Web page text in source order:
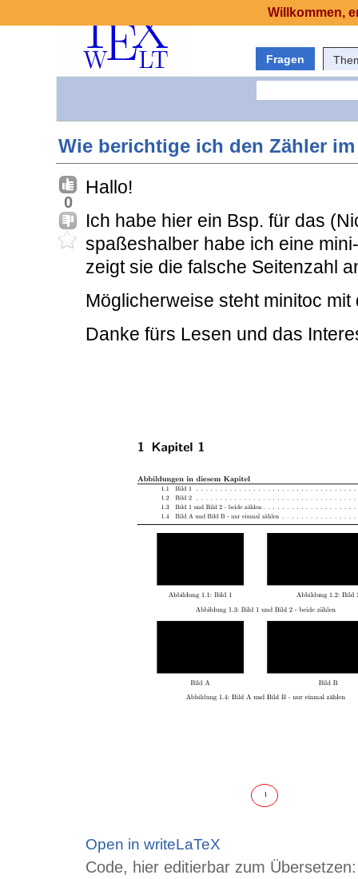
Fragen
Wie berichtige ich den Zähler
0
Hallo!
Ich habe hier ein Bsp. für das
spaßeshalber habe ich eine
zeigt sie die falsche Seitenzahl
Möglicherweise steht minitoc
Danke fürs Lesen und das
Open in writeLaTeX
Code, hier editierbar zum Übersetzen:
Willkommen,